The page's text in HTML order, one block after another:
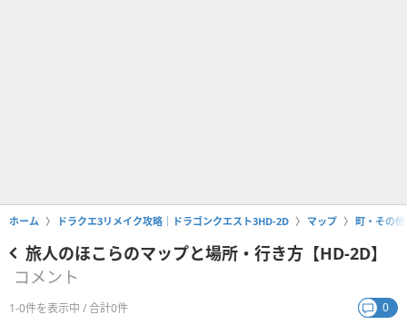
ホーム ドラクエ3リメイク攻略｜ドラゴンクエスト3HD-2D マップ 町・その他
旅人のほこらのマップと場所・行き方【HD-2D】
コメント
1-0件を表示中 / 合計0件 0